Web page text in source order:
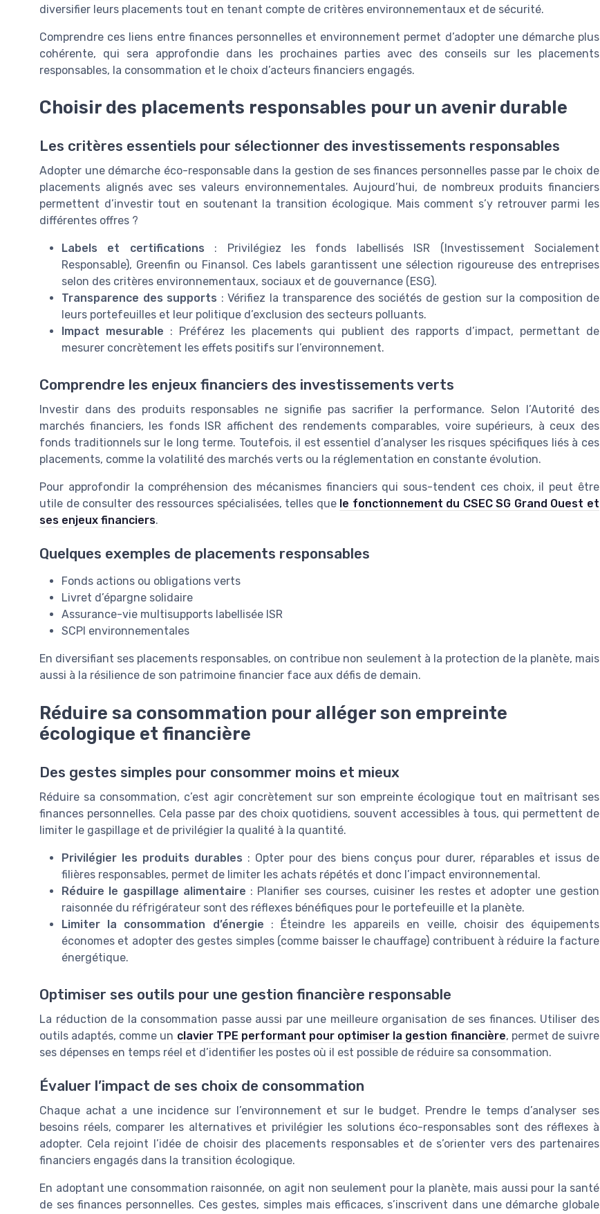
diversifier leurs placements tout en tenant compte de critères environnementaux et de sécurité.
Comprendre ces liens entre finances personnelles et environnement permet d’adopter une démarche plus
cohérente, qui sera approfondie dans les prochaines parties avec des conseils sur les placements
responsables, la consommation et le choix d’acteurs financiers engagés.
Choisir des placements responsables pour un avenir durable
Les critères essentiels pour sélectionner des investissements responsables
Adopter une démarche éco-responsable dans la gestion de ses finances personnelles passe par le choix de
placements alignés avec ses valeurs environnementales. Aujourd’hui, de nombreux produits financiers
permettent d’investir tout en soutenant la transition écologique. Mais comment s’y retrouver parmi les
différentes offres ?
Labels et certifications : Privilégiez les fonds labellisés ISR (Investissement Socialement
Responsable), Greenfin ou Finansol. Ces labels garantissent une sélection rigoureuse des entreprises
selon des critères environnementaux, sociaux et de gouvernance (ESG).
Transparence des supports : Vérifiez la transparence des sociétés de gestion sur la composition de
leurs portefeuilles et leur politique d’exclusion des secteurs polluants.
Impact mesurable : Préférez les placements qui publient des rapports d’impact, permettant de
mesurer concrètement les effets positifs sur l’environnement.
Comprendre les enjeux financiers des investissements verts
Investir dans des produits responsables ne signifie pas sacrifier la performance. Selon l’Autorité des
marchés financiers, les fonds ISR affichent des rendements comparables, voire supérieurs, à ceux des
fonds traditionnels sur le long terme. Toutefois, il est essentiel d’analyser les risques spécifiques liés à ces
placements, comme la volatilité des marchés verts ou la réglementation en constante évolution.
Pour approfondir la compréhension des mécanismes financiers qui sous-tendent ces choix, il peut être
utile de consulter des ressources spécialisées, telles que le fonctionnement du CSEC SG Grand Ouest et
ses enjeux financiers.
Quelques exemples de placements responsables
Fonds actions ou obligations verts
Livret d’épargne solidaire
Assurance-vie multisupports labellisée ISR
SCPI environnementales
En diversifiant ses placements responsables, on contribue non seulement à la protection de la planète, mais
aussi à la résilience de son patrimoine financier face aux défis de demain.
Réduire sa consommation pour alléger son empreinte
écologique et financière
Des gestes simples pour consommer moins et mieux
Réduire sa consommation, c’est agir concrètement sur son empreinte écologique tout en maîtrisant ses
finances personnelles. Cela passe par des choix quotidiens, souvent accessibles à tous, qui permettent de
limiter le gaspillage et de privilégier la qualité à la quantité.
Privilégier les produits durables : Opter pour des biens conçus pour durer, réparables et issus de
filières responsables, permet de limiter les achats répétés et donc l’impact environnemental.
Réduire le gaspillage alimentaire : Planifier ses courses, cuisiner les restes et adopter une gestion
raisonnée du réfrigérateur sont des réflexes bénéfiques pour le portefeuille et la planète.
Limiter la consommation d’énergie : Éteindre les appareils en veille, choisir des équipements
économes et adopter des gestes simples (comme baisser le chauffage) contribuent à réduire la facture
énergétique.
Optimiser ses outils pour une gestion financière responsable
La réduction de la consommation passe aussi par une meilleure organisation de ses finances. Utiliser des
outils adaptés, comme un clavier TPE performant pour optimiser la gestion financière, permet de suivre
ses dépenses en temps réel et d’identifier les postes où il est possible de réduire sa consommation.
Évaluer l’impact de ses choix de consommation
Chaque achat a une incidence sur l’environnement et sur le budget. Prendre le temps d’analyser ses
besoins réels, comparer les alternatives et privilégier les solutions éco-responsables sont des réflexes à
adopter. Cela rejoint l’idée de choisir des placements responsables et de s’orienter vers des partenaires
financiers engagés dans la transition écologique.
En adoptant une consommation raisonnée, on agit non seulement pour la planète, mais aussi pour la santé
de ses finances personnelles. Ces gestes, simples mais efficaces, s’inscrivent dans une démarche globale